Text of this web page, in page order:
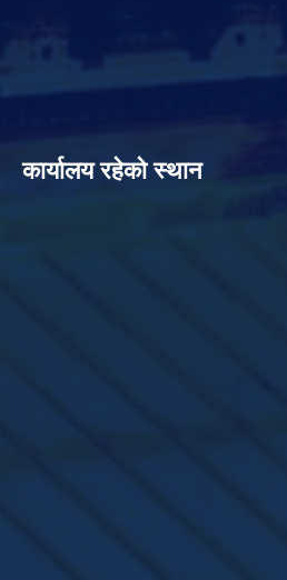
कार्यालय रहेको स्थान